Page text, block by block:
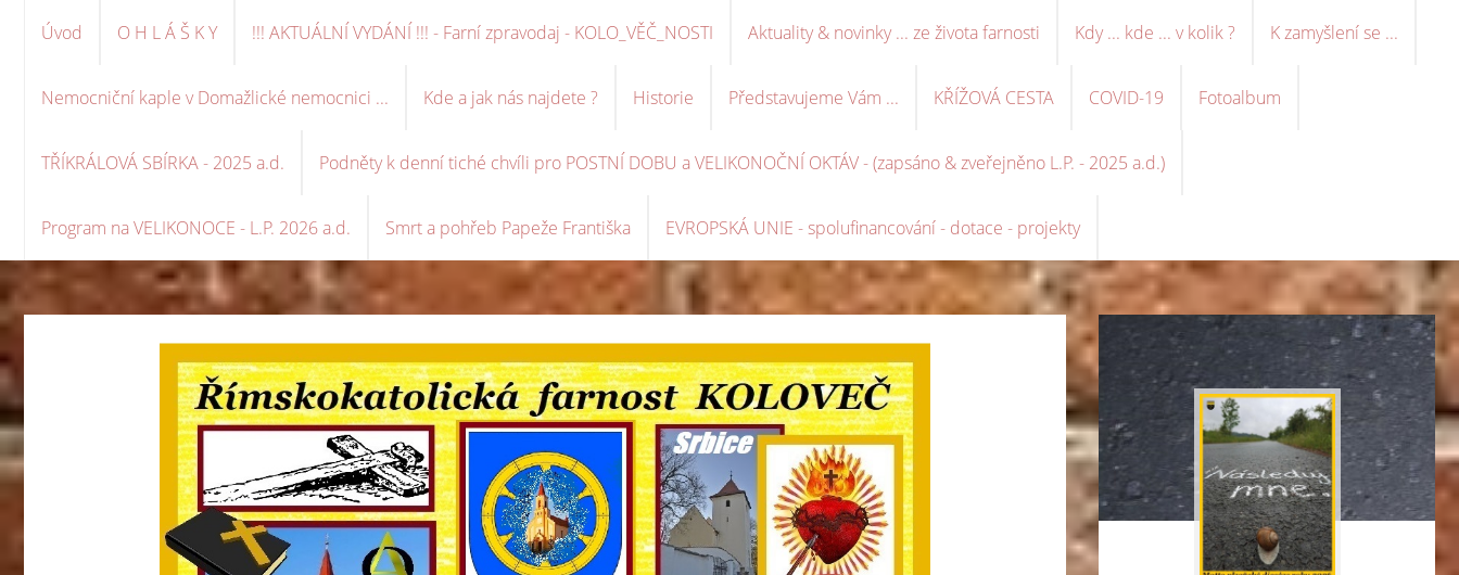
Úvod O H L Á Š K Y !!! AKTUÁLNÍ VYDÁNÍ !!! - Farní zpravodaj - KOLO_VĚČ_NOSTI Aktuality & novinky ... ze života farnosti Kdy ... kde ... v kolik ? K zamyšlení se ...
Nemocniční kaple v Domažlické nemocnici ... Kde a jak nás najdete ? Historie Představujeme Vám ... KŘÍŽOVÁ CESTA COVID-19 Fotoalbum
TŘÍKRÁLOVÁ SBÍRKA - 2025 a.d. Podněty k denní tiché chvíli pro POSTNÍ DOBU a VELIKONOČNÍ OKTÁV - (zapsáno & zveřejněno L.P. - 2025 a.d.)
Program na VELIKONOCE - L.P. 2026 a.d. Smrt a pohřeb Papeže Františka EVROPSKÁ UNIE - spolufinancování - dotace - projekty